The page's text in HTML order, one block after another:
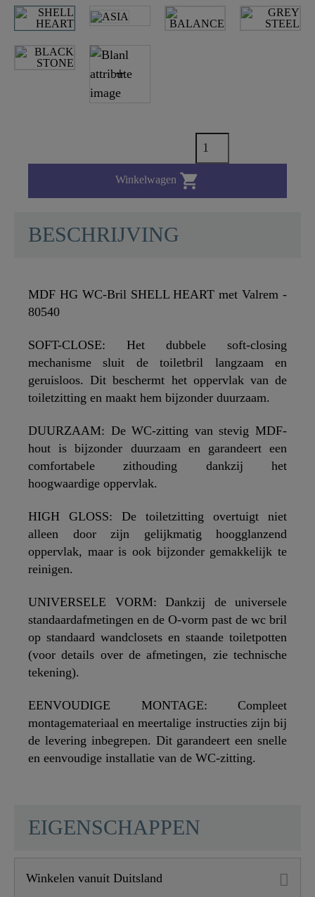
Winkelwagen 
BESCHRIJVING
MDF HG WC-Bril SHELL HEART met Valrem -
80540
SOFT-CLOSE: Het dubbele soft-closing
mechanisme sluit de toiletbril langzaam en
geruisloos. Dit beschermt het oppervlak van de
toiletzitting en maakt hem bijzonder duurzaam.
DUURZAAM: De WC-zitting van stevig MDF-
hout is bijzonder duurzaam en garandeert een
comfortabele zithouding dankzij het
hoogwaardige oppervlak.
HIGH GLOSS: De toiletzitting overtuigt niet
alleen door zijn gelijkmatig hoogglanzend
oppervlak, maar is ook bijzonder gemakkelijk te
reinigen.
UNIVERSELE VORM: Dankzij de universele
standaardafmetingen en de O-vorm past de wc bril
op standaard wandclosets en staande toiletpotten
(voor details over de afmetingen, zie technische
tekening).
EENVOUDIGE MONTAGE: Compleet
montagemateriaal en meertalige instructies zijn bij
de levering inbegrepen. Dit garandeert een snelle
en eenvoudige installatie van de WC-zitting.
EIGENSCHAPPEN
Winkelen vanuit Duitsland